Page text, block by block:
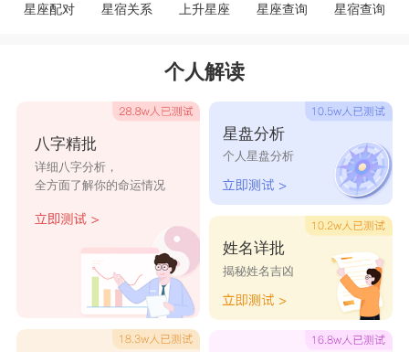
因为他们自己很容易吃醋，所以金牛座在谈恋爱的
但是双子座女生的话其实是比较双标的那种，
她们对自己的爱人要求比较高，但是自己却管不住
自己。其实双子座女生的道德意识也非常强，但是
她们天性爱自由，也不能忍受别人对自己的社会交
往活动指手画脚，所以在这方面可能就会跟金牛座
男生有些不愉快。双方可能都要互相理解一下。
星座配对 星宿关系 上升星座 星座查询 星宿查询
个人解读
八字精批
详细八字分析，
全方面了解你的命运情况
星盘分析
个人星盘分析
姓名详批
揭秘姓名吉凶